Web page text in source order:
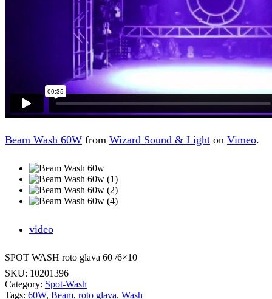
Beam Wash 60W from Wizard Sound & Light on Vimeo.
video
SPOT WASH roto glava 60 /6×10
SKU: 10201396
Category: Spot-Wash
Tags: 60W, Beam, roto glava, Wash